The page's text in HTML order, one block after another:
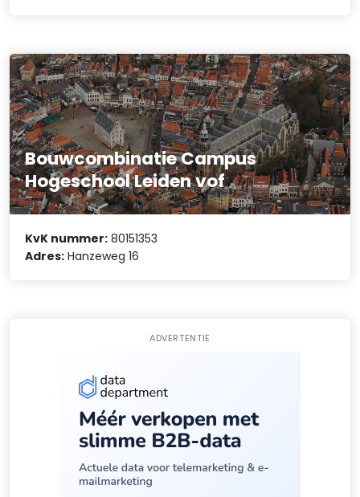
Bouwcombinatie Campus
Hogeschool Leiden vof
KvK nummer: 80151353
Adres: Hanzeweg 16
ADVERTENTIE